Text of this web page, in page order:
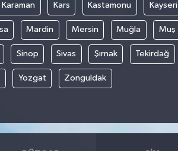
Karaman Kars Kastamonu Kayseri
Mardin Mersin Muğla Muş
Sinop Sivas Şırnak Tekirdağ
Yozgat Zonguldak